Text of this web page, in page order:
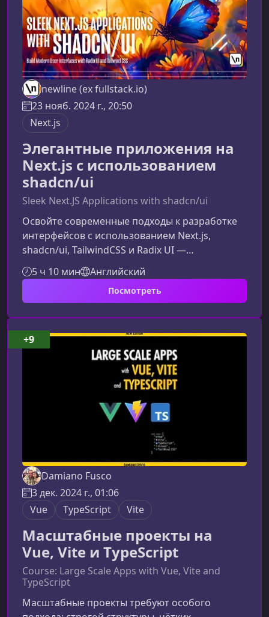
newline (ex fullstack.io)
23 нояб. 2024 г., 20:50
Next.js
Элегантные приложения на
Next.js с использованием
shadcn/ui
Sleek Next.JS Applications with shadcn/ui
Освойте современные подходы к разработке
интерфейсов с использованием Next.js,
shadcn/ui, TailwindCSS и Radix UI —
инструментов, которые формируют стандарт
фронтенда нового поколения. Этот материал
поможет вам глубже понять возможности
курса и оценить, какие навыки вы
приобретёте.Что представляет собой
shadcn/ui и почему он важенShadcn/ui — это
гибкая коллекция компонентов, основанная на
TailwindCSS и Radix UI. Она даёт
разработчикам контроль
5 ч 10 мин Английский
Посмотреть
Damiano Fusco
3 дек. 2024 г., 01:06
Vue
TypeScript Vite
Масштабные проекты на
Vue, Vite и TypeScript
Course: Large Scale Apps with Vue, Vite and
TypeScript
Масштабные проекты требуют особого
+9